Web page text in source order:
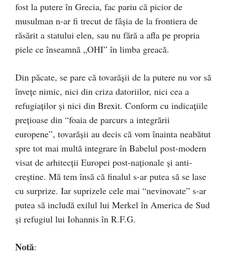
fost la putere în Grecia, fac pariu că picior de
musulman n-ar fi trecut de fâșia de la frontiera de
răsărit a statului elen, sau nu fără a afla pe propria
piele ce înseamnă „OHI” în limba greacă.
Din păcate, se pare că tovarășii de la putere nu vor să
învețe nimic, nici din criza datoriilor, nici cea a
refugiaților și nici din Brexit. Conform cu indicațiile
prețioase din “foaia de parcurs a integrării
europene”, tovarășii au decis că vom înainta neabătut
spre tot mai multă integrare în Babelul post-modern
visat de arhitecții Europei post-naționale și anti-
creștine. Mă tem însă că finalul s-ar putea să se lase
cu surprize. Iar suprizele cele mai “nevinovate” s-ar
putea să includă exilul lui Merkel în America de Sud
și refugiul lui Iohannis în R.F.G.
Notă: